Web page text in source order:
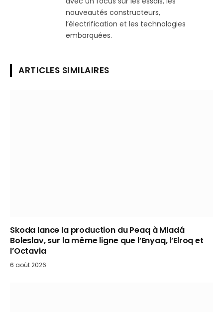
nouveautés constructeurs,
l’électrification et les technologies
embarquées.
ARTICLES SIMILAIRES
Skoda lance la production du Peaq à Mladá
Boleslav, sur la même ligne que l’Enyaq, l’Elroq et
l’Octavia
6 août 2026